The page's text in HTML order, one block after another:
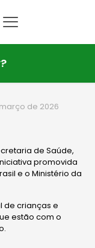
de 2026
de Saúde,
promovida
e o Ministério da
de crianças e
estão com o